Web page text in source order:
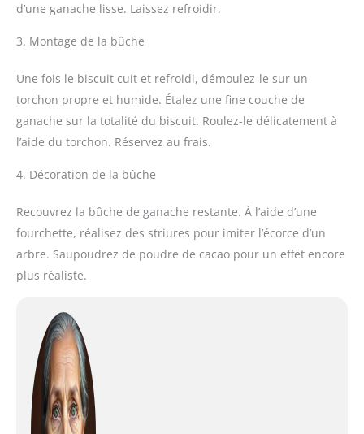
d’une ganache lisse. Laissez refroidir.
3. Montage de la bûche
Une fois le biscuit cuit et refroidi, démoulez-le sur un
torchon propre et humide. Étalez une fine couche de
ganache sur la totalité du biscuit. Roulez-le délicatement à
l’aide du torchon. Réservez au frais.
4. Décoration de la bûche
Recouvrez la bûche de ganache restante. À l’aide d’une
fourchette, réalisez des striures pour imiter l’écorce d’un
arbre. Saupoudrez de poudre de cacao pour un effet encore
plus réaliste.